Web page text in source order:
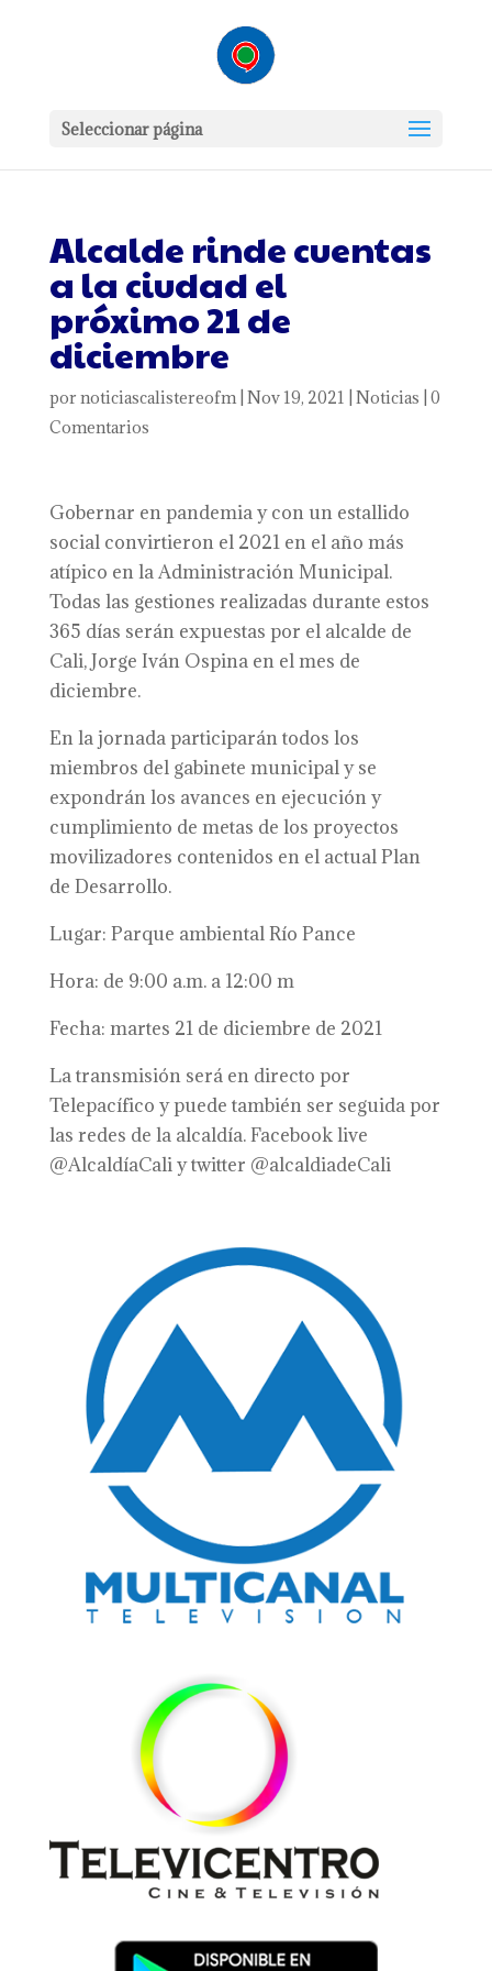
Seleccionar página
Alcalde rinde cuentas
a la ciudad el
próximo 21 de
diciembre
por noticiascalistereofm| Nov 19, 2021 Noticias 0
Comentarios
Gobernar en pandemia y con un estallido
social convirtieron el 2021 en el año más
atípico en la Administración Municipal.
Todas las gestiones realizadas durante estos
365 días serán expuestas por el alcalde de
Cali, Jorge Iván Ospina en el mes de
diciembre.
En la jornada participarán todos los
miembros del gabinete municipal y se
expondrán los avances en ejecución y
cumplimiento de metas de los proyectos
movilizadores contenidos en el actual Plan
de Desarrollo.
Lugar: Parque ambiental Río Pance
Hora: de 9:00 a.m. a 12:00 m
Fecha: martes 21 de diciembre de 2021
La transmisión será en directo por
Telepacífico y puede también ser seguida por
las redes de la alcaldía. Facebook live
@AlcaldíaCali y twitter @alcaldiadeCali